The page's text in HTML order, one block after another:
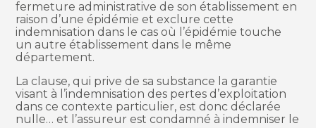
fermeture administrative de son établissement en
raison d’une épidémie et exclure cette
indemnisation dans le cas où l’épidémie touche
un autre établissement dans le même
département.
La clause, qui prive de sa substance la garantie
visant à l’indemnisation des pertes d’exploitation
dans ce contexte particulier, est donc déclarée
nulle… et l’assureur est condamné à indemniser le